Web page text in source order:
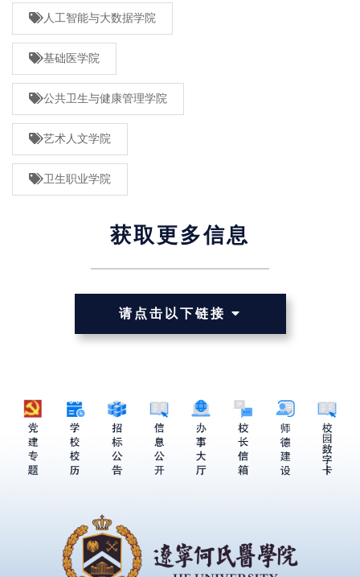
人工智能与大数据学院
基础医学院
公共卫生与健康管理学院
艺术人文学院
卫生职业学院
获取更多信息
请点击以下链接